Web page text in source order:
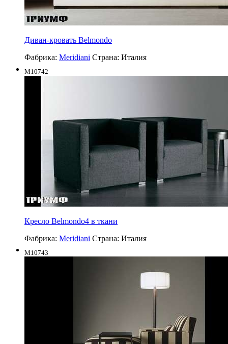
Диван-кровать Belmondo
Фабрика: Meridiani Страна: Италия
M10742
Кресло Belmondo4 в ткани
Фабрика: Meridiani Страна: Италия
M10743